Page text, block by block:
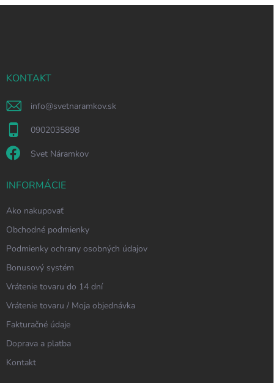
Z
KONTAKT
info@svetnaramkov.sk
0902035898
Svet Náramkov
INFORMÁCIE
Ako nakupovať
Obchodné podmienky
Podmienky ochrany osobných údajov
Bonusový systém
Vrátenie tovaru do 14 dní
Vrátenie tovaru / Moja objednávka
Fakturačné údaje
Doprava a platba
Kontakt